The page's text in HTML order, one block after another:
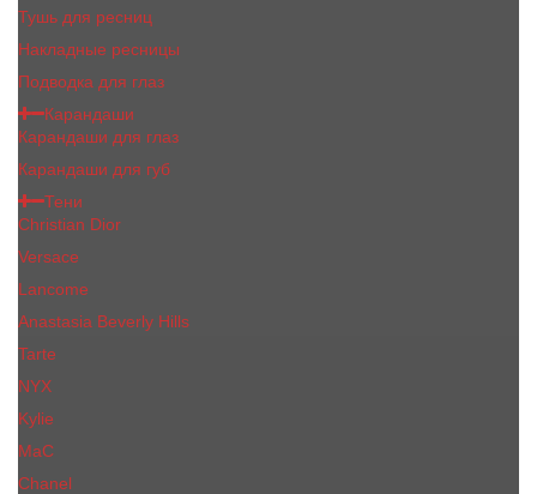
Тушь для ресниц
Накладные ресницы
Подводка для глаз
Карандаши
Карандаши для глаз
Карандаши для губ
Тени
Christian Dior
Versace
Lancome
Anastasia Beverly Hills
Tarte
NYX
Kylie
MaC
Сhanеl